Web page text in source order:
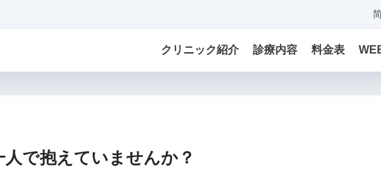
クリニック紹介 診療内容 料金表
で抱えていませんか？